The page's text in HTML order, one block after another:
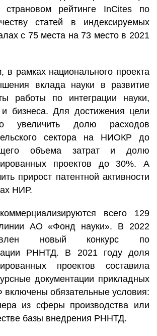
страновом рейтинге InCites по
статей в индексируемых
с 75 места на 73 место в 2021
в рамках национального проекта
вклада науки в развитие
работы по интеграции науки,
и бизнеса. Для достижения цели
увеличить долю расходов
сектора на НИОКР до
объема затрат и долю
проектов до 30%. А
прирост патентной активности
НИР.
всего 129
АО «Фонд науки». В 2022
новый конкурс по
РННТД. В 2021 году доля
проектов составила
документации прикладных
обязательные условия:
из сферы производства или
базы внедрения РННТД.